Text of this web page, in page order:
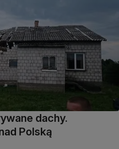
dachy.
Polską